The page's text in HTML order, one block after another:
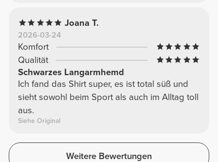
Joana T.
2026-03-24
Komfort
Qualität
Schwarzes Langarmhemd
Ich fand das Shirt super, es ist total süß und
sieht sowohl beim Sport als auch im Alltag toll
aus.
Siehe Original
Weitere Bewertungen